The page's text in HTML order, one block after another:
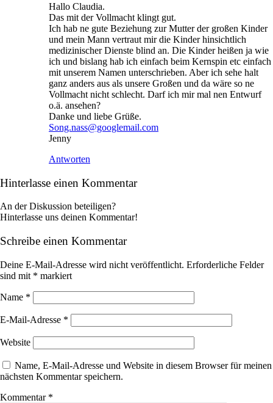
Hallo Claudia.
Das mit der Vollmacht klingt gut.
Ich hab ne gute Beziehung zur Mutter der großen Kinder
und mein Mann vertraut mir die Kinder hinsichtlich
medizinischer Dienste blind an. Die Kinder heißen ja wie
ich und bislang hab ich einfach beim Kernspin etc einfach
mit unserem Namen unterschrieben. Aber ich sehe halt
ganz anders aus als unsere Großen und da wäre so ne
Vollmacht nicht schlecht. Darf ich mir mal nen Entwurf
o.ä. ansehen?
Danke und liebe Grüße.
Song.nass@googlemail.com
Jenny
Antworten
Hinterlasse einen Kommentar
An der Diskussion beteiligen?
Hinterlasse uns deinen Kommentar!
Schreibe einen Kommentar
Deine E-Mail-Adresse wird nicht veröffentlicht. Erforderliche Felder
sind mit * markiert
Name *
E-Mail-Adresse *
Website
Name, E-Mail-Adresse und Website in diesem Browser für meinen
nächsten Kommentar speichern.
Kommentar *